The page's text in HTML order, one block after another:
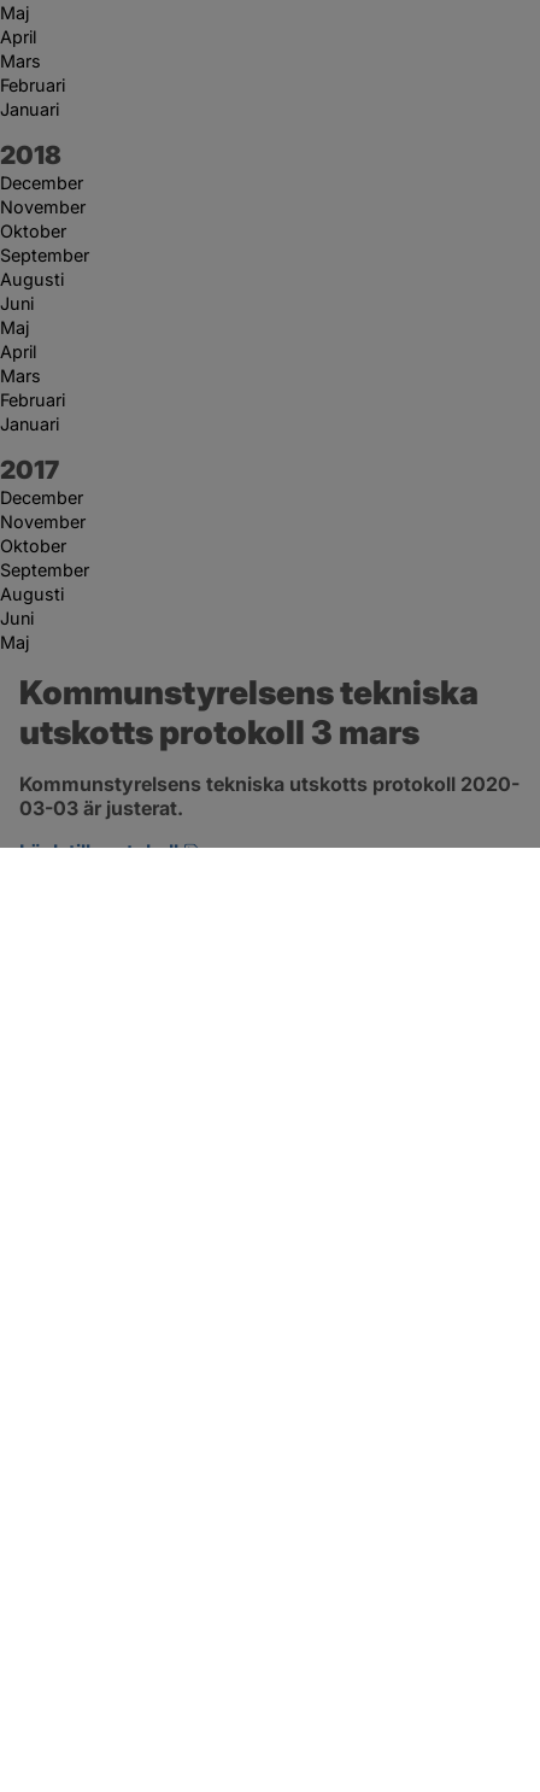
Maj
April
Mars
Februari
Januari
År:
2018
December
November
Oktober
September
Augusti
Juni
Maj
April
Mars
Februari
Januari
År:
2017
December
November
Oktober
September
Augusti
Juni
Maj
Kommunstyrelsens tekniska
utskotts protokoll 3 mars
Kommunstyrelsens tekniska utskotts protokoll 2020-
03-03 är justerat.
Länk till protokoll
pdf, 380.7 kB, öppnas i nytt fönster.